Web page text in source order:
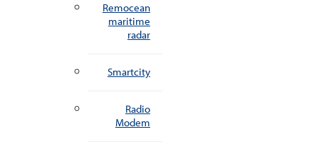
Remocean
maritime
radar
Smartcity
Radio
Modem